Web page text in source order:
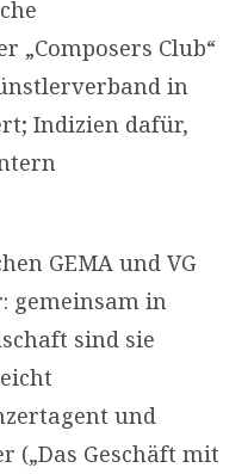
„Composers Club“
in
Indizien dafür,
GEMA undVG
gemeinsam in
sind sie
und
(„Das Geschäft mit